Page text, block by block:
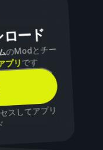
ード
のModとチー
プリです
スしてアプリ